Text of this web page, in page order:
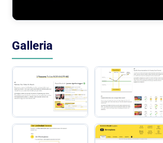
Galleria